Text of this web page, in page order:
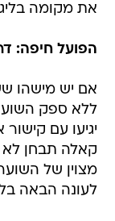
את מקומה
הפועל חיפה:
אם יש מישהו
ללא ספק
יגיעו עם
קאלה תבחן
מצוין של
לעונה הבאה